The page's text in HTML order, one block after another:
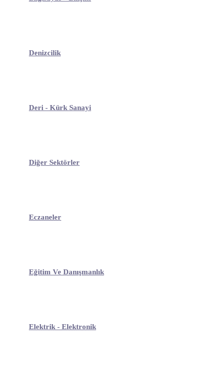
Denizcilik
Deri - Kürk Sanayi
Diğer Sektörler
Eczaneler
Eğitim Ve Danışmanlık
Elektrik - Elektronik